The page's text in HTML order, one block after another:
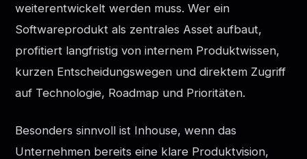
weiterentwickelt werden muss. Wer ein
Softwareprodukt als zentrales Asset aufbaut,
profitiert langfristig von internem Produktwissen,
kurzen Entscheidungswegen und direktem Zugriff
auf Technologie, Roadmap und Prioritäten.
Besonders sinnvoll ist Inhouse, wenn das
Unternehmen bereits eine klare Produktvision,